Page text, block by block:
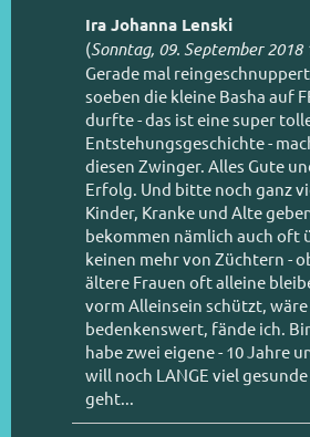
Ira Johanna Lenski
(Sonntag, 09. September 2018
Gerade mal
soeben die kleine Basha auf
durfte - das ist eine super
Entstehungsgeschichte -
diesen Zwinger. Alles Gute
Erfolg. Und bitte noch ganz
Kinder, Kranke und Alte
bekommen nämlich auch oft
keinen mehr von Züchtern -
ältere Frauen oft alleine
vorm Alleinsein schützt,
bedenkenswert, fände ich.
habe zwei eigene - 10 Jahre
will noch LANGE viel
geht...